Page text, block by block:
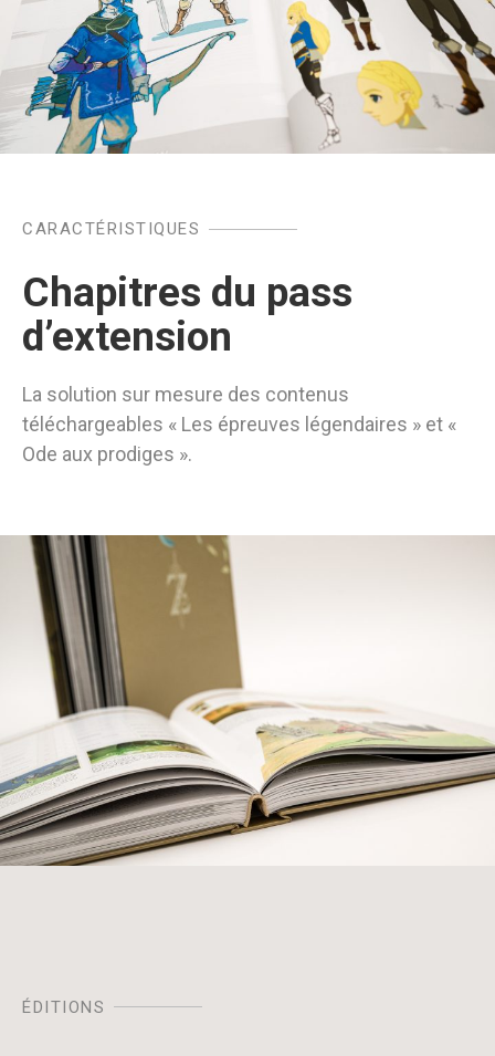
CARACTÉRISTIQUES
Chapitres du pass
d’extension
La solution sur mesure des contenus
téléchargeables « Les épreuves légendaires » et «
Ode aux prodiges ».
ÉDITIONS